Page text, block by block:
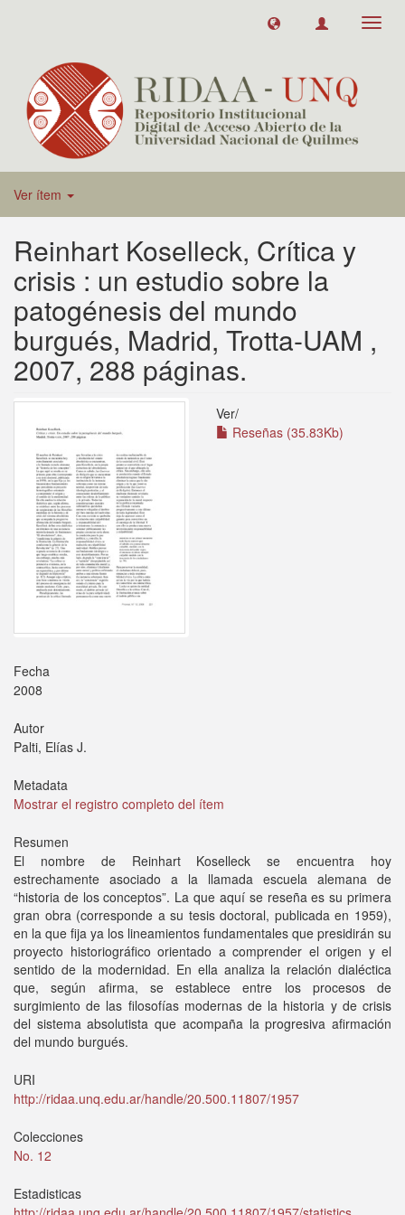
Ver ítem
Reinhart Koselleck, Crítica y
crisis : un estudio sobre la
patogénesis del mundo
burgués, Madrid, Trotta-UAM ,
2007, 288 páginas.
Ver/
Reseñas (35.83Kb)
Fecha
2008
Autor
Palti, Elías J.
Metadata
Mostrar el registro completo del ítem
Resumen
El nombre de Reinhart Koselleck se encuentra hoy
estrechamente asociado a la llamada escuela alemana de
“historia de los conceptos”. La que aquí se reseña es su primera
gran obra (corresponde a su tesis doctoral, publicada en 1959),
en la que fija ya los lineamientos fundamentales que presidirán su
proyecto historiográfico orientado a comprender el origen y el
sentido de la modernidad. En ella analiza la relación dialéctica
que, según afirma, se establece entre los procesos de
surgimiento de las filosofías modernas de la historia y de crisis
del sistema absolutista que acompaña la progresiva afirmación
del mundo burgués.
URI
http://ridaa.unq.edu.ar/handle/20.500.11807/1957
Colecciones
No. 12
Estadisticas